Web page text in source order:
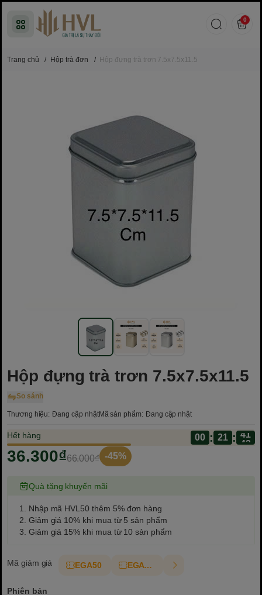
0
Trang chủ / Hộp trà đơn / Hộp đựng trà trơn 7.5x7.5x11.5
Hộp đựng trà trơn 7.5x7.5x11.5
So sánh
Thương hiệu: Đang cập nhậtMã sản phẩm: Đang cập nhật
Hết hàng 00 : :
36.300₫66.000₫ -45%
Quà tặng khuyến mãi
1. Nhập mã HVL50 thêm 5% đơn hàng
2. Giảm giá 10% khi mua từ 5 sản phẩm
3. Giảm giá 15% khi mua từ 10 sản phẩm
Mã giảm giá EGA50 EGAT10
Phiên bản